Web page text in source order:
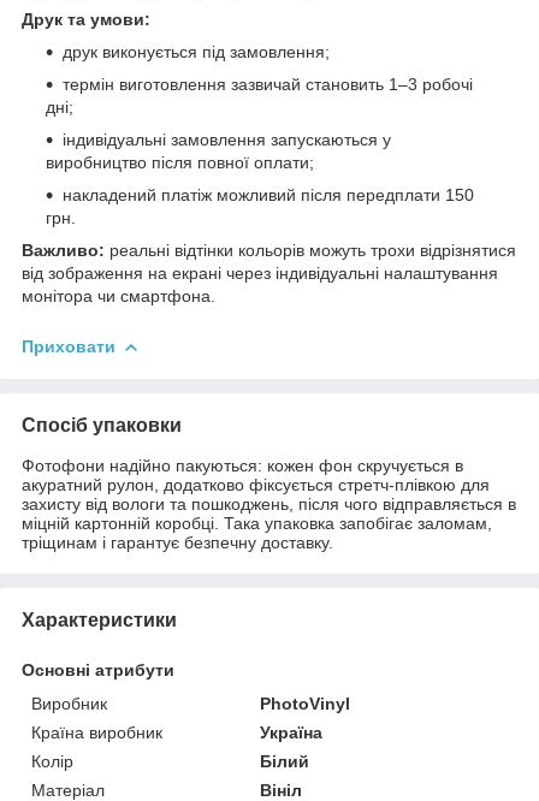
Друк та умови:
друк виконується під замовлення;
термін виготовлення зазвичай становить 1–3 робочі
дні;
індивідуальні замовлення запускаються у
виробництво після повної оплати;
накладений платіж можливий після передплати 150
грн.
Важливо: реальні відтінки кольорів можуть трохи відрізнятися
від зображення на екрані через індивідуальні налаштування
монітора чи смартфона.
Приховати
Спосіб упаковки
Фотофони надійно пакуються: кожен фон скручується в
акуратний рулон, додатково фіксується стретч-плівкою для
захисту від вологи та пошкоджень, після чого відправляється в
міцній картонній коробці. Така упаковка запобігає заломам,
тріщинам і гарантує безпечну доставку.
Характеристики
Основні атрибути
Виробник
PhotoVinyl
Країна виробник
Україна
Колір
Білий
Матеріал
Вініл